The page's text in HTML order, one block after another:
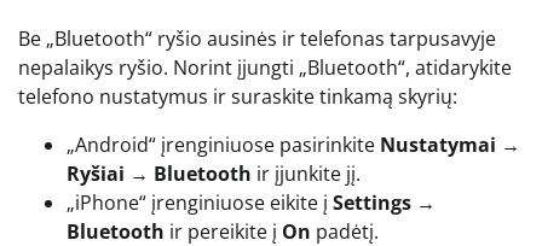
Be „Bluetooth“ ryšio ausinės ir telefonas tarpusavyje
nepalaikys ryšio. Norint įjungti „Bluetooth“, atidarykite
telefono nustatymus ir suraskite tinkamą skyrių:
„Android“ įrenginiuose pasirinkite Nustatymai →
Ryšiai → Bluetooth ir įjunkite jį.
„iPhone“ įrenginiuose eikite į Settings →
Bluetooth ir pereikite į On padėtį.